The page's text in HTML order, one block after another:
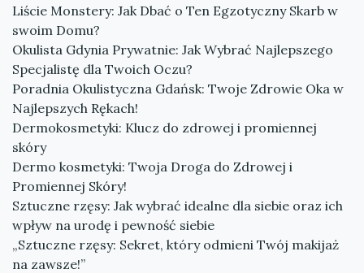
Liście Monstery: Jak Dbać o Ten Egzotyczny Skarb w
swoim Domu?
Okulista Gdynia Prywatnie: Jak Wybrać Najlepszego
Specjalistę dla Twoich Oczu?
Poradnia Okulistyczna Gdańsk: Twoje Zdrowie Oka w
Najlepszych Rękach!
Dermokosmetyki: Klucz do zdrowej i promiennej
skóry
Dermo kosmetyki: Twoja Droga do Zdrowej i
Promiennej Skóry!
Sztuczne rzęsy: Jak wybrać idealne dla siebie oraz ich
wpływ na urodę i pewność siebie
„Sztuczne rzęsy: Sekret, który odmieni Twój makijaż
na zawsze!”